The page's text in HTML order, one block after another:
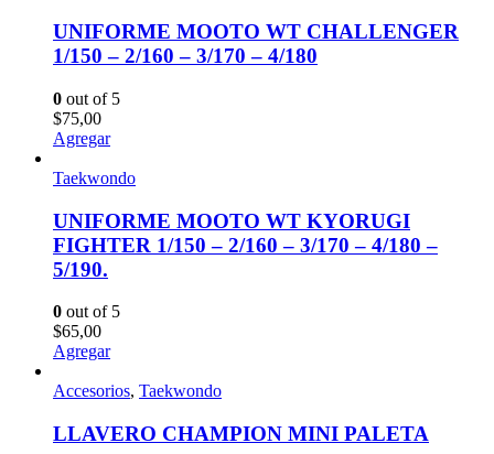
UNIFORME MOOTO WT CHALLENGER
1/150 – 2/160 – 3/170 – 4/180
0 out of 5
$75,00
Agregar
Taekwondo
UNIFORME MOOTO WT KYORUGI
FIGHTER 1/150 – 2/160 – 3/170 – 4/180 –
5/190.
0 out of 5
$65,00
Agregar
Accesorios, Taekwondo
LLAVERO CHAMPION MINI PALETA